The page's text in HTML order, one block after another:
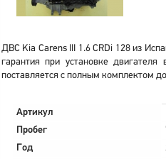
ДВС Kia Carens III 1.6 CRDi 128 из
гарантия при установке
поставляется с полным комплектом
Артикул
Пробег
Год